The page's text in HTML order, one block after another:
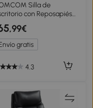
Silla de
con Reposapiés
Reclinable y Alto
y Reposabrazos
Acolchado Grueso
Oscuro
,99€
gratis
4.3